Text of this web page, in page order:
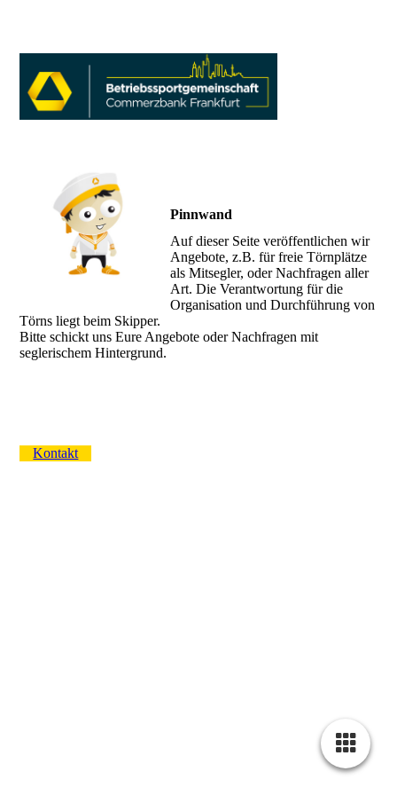
Pinnwand
Auf dieser Seite veröffentlichen wir
Angebote, z.B. für freie Törnplätze
als Mitsegler, oder Nachfragen aller
Art. Die Verantwortung für die
Organisation und Durchführung von
Törns liegt beim Skipper.
Bitte schickt uns Eure Angebote oder Nachfragen mit
seglerischem Hintergrund.
Kontakt